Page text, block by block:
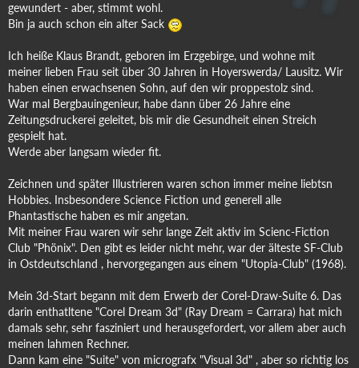
gewundert - aber, stimmt wohl.
Bin ja auch schon ein alter Sack
Ich heiße Klaus Brandt, geboren im Erzgebirge, und wohne mit
meiner lieben Frau seit über 30 Jahren in Hoyerswerda/ Lausitz. Wir
haben einen erwachsenen Sohn, auf den wir proppestolz sind.
War mal Bergbauingenieur, habe dann über 26 Jahre eine
Zeitungsdruckerei geleitet, bis mir die Gesundheit einen Streich
gespielt hat.
Werde aber langsam wieder fit.
Zeichnen und später Illustrieren waren schon immer meine liebtsn
Hobbies. Insbesondere Science Fiction und generell alle
Phantastische haben es mir angetan.
Mit meiner Frau waren wir sehr lange Zeit aktiv im Scienc-Fiction
Club "Phönix". Den gibt es leider nicht mehr, war der älteste SF-Club
in Ostdeutschland , hervorgegangen aus einem "Utopia-Club" (1968).
Mein 3d-Start begann mit dem Erwerb der Corel-Draw-Suite 6. Das
darin enthatltene "Corel Dream 3d" (Ray Dream = Carrara) hat mich
damals sehr, sehr fasziniert und herausgefordert, vor allem aber auch
meinen lahmen Rechner.
Dann kam eine "Suite" von micrografx "Visual 3d" , aber so richtig los